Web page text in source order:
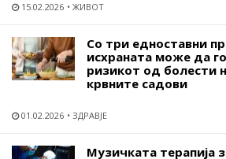
15.02.2026 ЖИВОТ
Со три едноставни
исхраната може да
ризикот од болести
крвните садови
01.02.2026 ЗДРАВЈЕ
Музичката терапија